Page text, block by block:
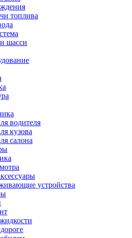
топлива
шасси
водителя
кузова
салона
устройства